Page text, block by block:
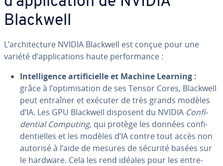
Blackwell
L’ar­chi­tec­ture NVIDIA Blackwell est conçue pour une
variété d’ap­pli­ca­tions haute per­for­mance :
In­tel­li­gence ar­ti­fi­cielle et Machine Learning :
grâce à l’op­ti­mi­sa­tion de ses Tensor Cores, Blackwell
peut entraîner et exécuter de très grands modèles
d’IA. Les GPU Blackwell disposent du NVIDIA Con­fi­
den­tial Computing, qui protège les données con­fi­
den­tielles et les modèles d’IA contre tout accès non
autorisé à l’aide de mesures de sécurité basées sur
le hardware. Cela les rend idéales pour les en­tre­